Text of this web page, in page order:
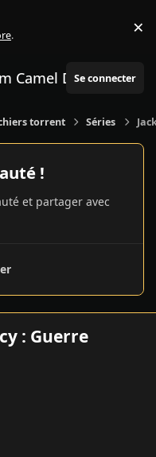
. ×
Camel Design
Se connecter
torrent Séries
!
et partager avec
: Guerre